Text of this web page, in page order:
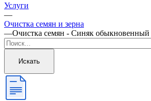
Услуги
—
Очистка семян и зерна
—Очистка семян - Синяк обыкновенный
Искать